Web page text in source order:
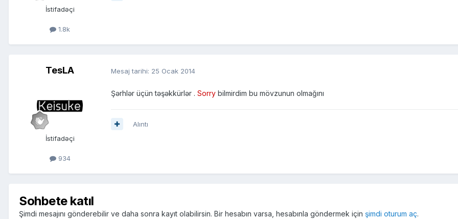
İstifadəçi
1.8k
TesLA
İstifadəçi
934
Mesaj tarihi: 25 Ocak 2014
Şərhlər üçün təşəkkürlər . Sorry bilmirdim bu mövzunun olmağını
Alıntı
Sohbete katıl
Şimdi mesajını gönderebilir ve daha sonra kayıt olabilirsin. Bir hesabın varsa, hesabınla göndermek için şimdi oturum aç.